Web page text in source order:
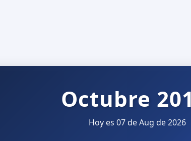
Octubre
Hoy es 07 de Aug de 2026